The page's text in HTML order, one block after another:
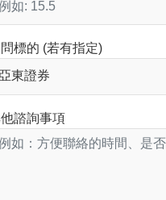
標的 (若有指定)
諮詢事項